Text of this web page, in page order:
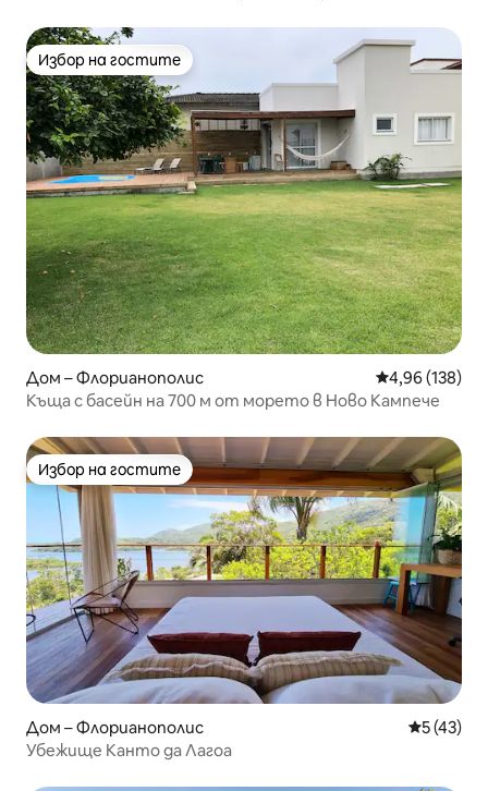
Избор на гостите
Избор на гостите
Дом – Флорианополис Средна
4,96 (138)
Къща с басейн на 700 м от морето в Ново Кампече
Избор на гостите
Избор на гостите
Дом – Флорианополис Средна
5 (43)
Убежище Канто да Лагоа